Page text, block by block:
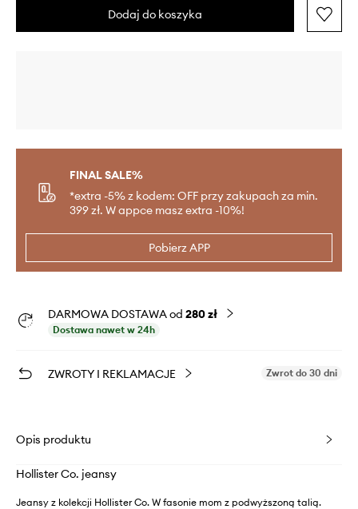
Dodaj do koszyka
FINAL SALE%
*extra -5% z kodem: OFF przy zakupach za min.
399 zł. W appce masz extra -10%!
Pobierz APP
DARMOWA DOSTAWA od 280 zł
Dostawa nawet w 24h
ZWROTY I REKLAMACJE Zwrot do 30 dni
Opis produktu
Hollister Co. jeansy
Jeansy z kolekcji Hollister Co. W fasonie mom z podwyższoną talią.